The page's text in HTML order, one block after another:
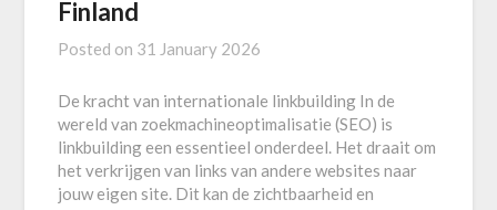
Finland
Posted on 31 January 2026
De kracht van internationale linkbuilding In de
wereld van zoekmachineoptimalisatie (SEO) is
linkbuilding een essentieel onderdeel. Het draait om
het verkrijgen van links van andere websites naar
jouw eigen site. Dit kan de zichtbaarheid en